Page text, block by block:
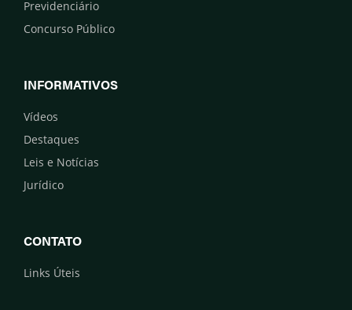
Previdenciário
Concurso Público
INFORMATIVOS
Vídeos
Destaques
Leis e Notícias
Jurídico
CONTATO
Links Úteis